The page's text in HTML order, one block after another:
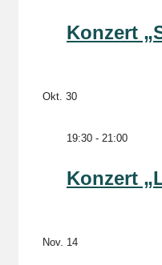
Konzert
Okt. 30
19:30 - 21:00
Konzert
Nov. 14